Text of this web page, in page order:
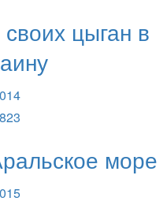
цыган в
море